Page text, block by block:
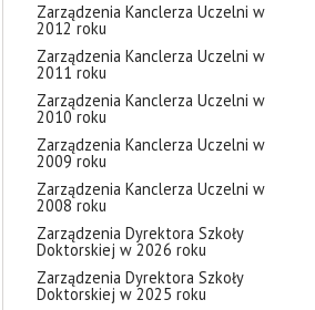
Zarządzenia Kanclerza Uczelni w
2012 roku
Zarządzenia Kanclerza Uczelni w
2011 roku
Zarządzenia Kanclerza Uczelni w
2010 roku
Zarządzenia Kanclerza Uczelni w
2009 roku
Zarządzenia Kanclerza Uczelni w
2008 roku
Zarządzenia Dyrektora Szkoły
Doktorskiej w 2026 roku
Zarządzenia Dyrektora Szkoły
Doktorskiej w 2025 roku